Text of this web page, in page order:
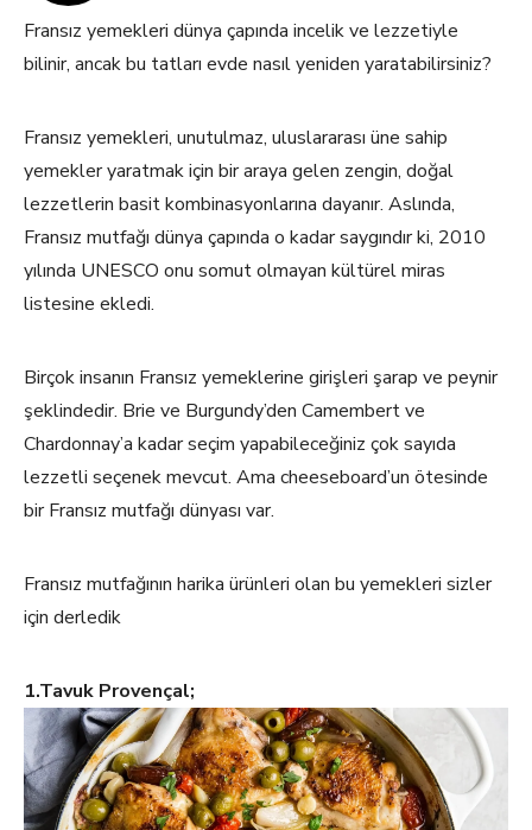
Fransız yemekleri dünya çapında incelik ve lezzetiyle
bilinir, ancak bu tatları evde nasıl yeniden yaratabilirsiniz?
Fransız yemekleri, unutulmaz, uluslararası üne sahip
yemekler yaratmak için bir araya gelen zengin, doğal
lezzetlerin basit kombinasyonlarına dayanır. Aslında,
Fransız mutfağı dünya çapında o kadar saygındır ki, 2010
yılında UNESCO onu somut olmayan kültürel miras
listesine ekledi.
Birçok insanın Fransız yemeklerine girişleri şarap ve peynir
şeklindedir. Brie ve Burgundy’den Camembert ve
Chardonnay’a kadar seçim yapabileceğiniz çok sayıda
lezzetli seçenek mevcut. Ama cheeseboard’un ötesinde
bir Fransız mutfağı dünyası var.
Fransız mutfağının harika ürünleri olan bu yemekleri sizler
için derledik
1.Tavuk Provençal;